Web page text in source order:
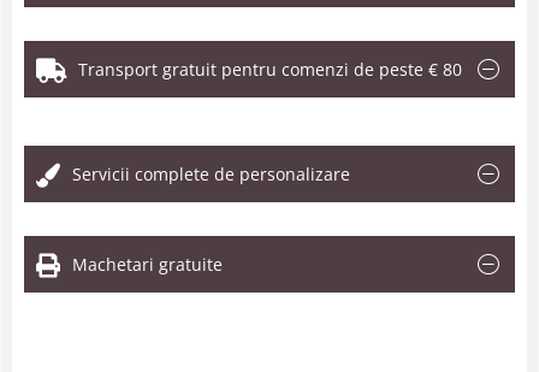
Transport gratuit pentru comenzi de peste € 80
Servicii complete de personalizare
Machetari gratuite